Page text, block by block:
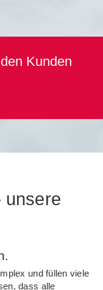
Kunden
unsere
und füllen viele
dass alle